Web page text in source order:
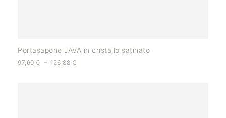
Portasapone JAVA in cristallo satinato
97,60 € - 126,88 €